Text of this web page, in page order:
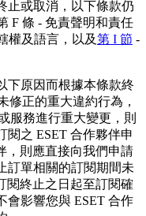
止或取消，以下條款仍
F 條 - 免責聲明和責任
權及語言，以及第 I 節 -
下原因而根據本條款終
修正的重大違約行為，
服務進行重大變更，則
閱之 ESET 合作夥伴申
，則應直接向我們申請
訂單相關的訂閱期間未
閱終止之日起至訂閱確
會影響您與 ESET 合作